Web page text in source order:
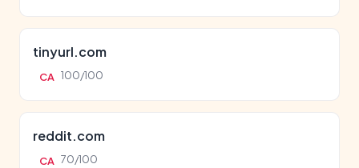
tinyurl.com
CA 100/100
reddit.com
CA 70/100